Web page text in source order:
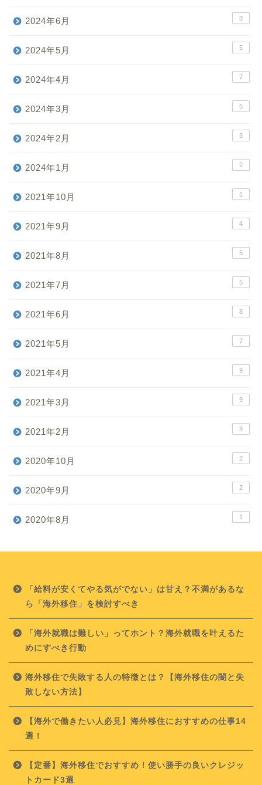
2024年6月 3
2024年5月 5
2024年4月 7
2024年3月 5
2024年2月 3
2024年1月 2
2021年10月 1
2021年9月 4
2021年8月 5
2021年7月 5
2021年6月 8
2021年5月 7
2021年4月 9
2021年3月 9
2021年2月 3
2020年10月 2
2020年9月 2
2020年8月 1
「給料が安くてやる気がでない」は甘え？不満があるな
ら「海外移住」を検討すべき
「海外就職は難しい」ってホント？海外就職を叶えるた
めにすべき行動
海外移住で失敗する人の特徴とは？【海外移住の闇と失
敗しない方法】
【海外で働きたい人必見】海外移住におすすめの仕事14
選！
【定番】海外移住でおすすめ！使い勝手の良いクレジッ
トカード3選